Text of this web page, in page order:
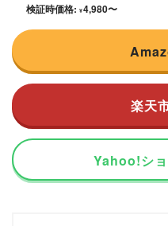
検証時価格: ¥4,980〜
楽天
Yahoo!シ